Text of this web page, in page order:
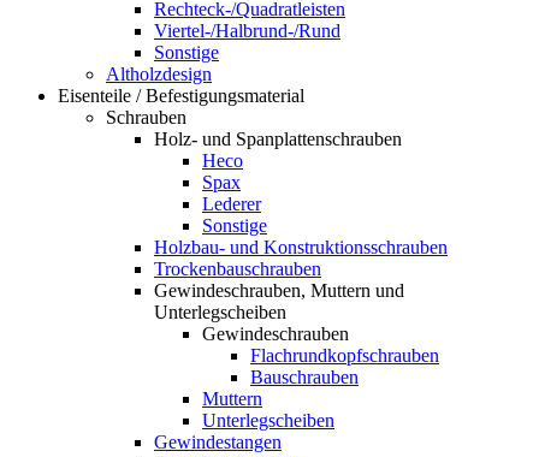
Rechteck-/Quadratleisten
Viertel-/Halbrund-/Rund
Sonstige
Altholzdesign
Eisenteile / Befestigungsmaterial
Schrauben
Holz- und Spanplattenschrauben
Heco
Spax
Lederer
Sonstige
Holzbau- und Konstruktionsschrauben
Trockenbauschrauben
Gewindeschrauben, Muttern und
Unterlegscheiben
Gewindeschrauben
Flachrundkopfschrauben
Bauschrauben
Muttern
Unterlegscheiben
Gewindestangen